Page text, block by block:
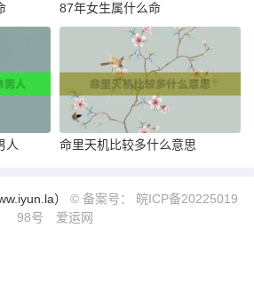
87年女生属什么命
人 命里天机比较多什么意思
） © 备案号： 皖ICP备20225019
98号
爱运网